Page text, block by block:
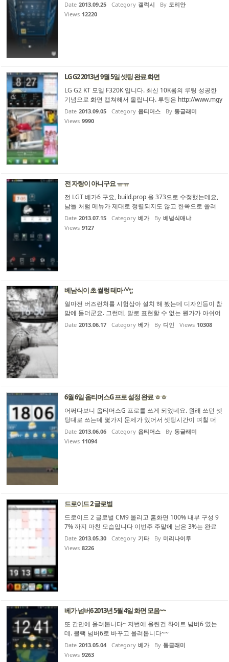
Date 2013.09.25 Category 갤럭시 By 도리안
Views 12220
LG G2 2013년 9월 5일 셋팅 완료 화면
LG G2 KT 모델 F320K 입니다. 최신 10K롬의 루팅 성공한
기념으로 화면 캡쳐해서 올립니다. 루팅은 http://www.mgy
un.com/vroot 중국앱 설치해서 하면 됩니다. build.prop 수
정해서 화면 밀도를 기본 480=>고밀도 320으로 변경했습
Date 2013.09.05 Category 옵티머스 By 동글래미
Views 9990
전 자랑이 아니구요 ㅠㅠ
전 LGT 베가6 구요, build.prop 을 373으로 수정했는데요,
남들 처럼 메뉴가 제대로 정렬되지도 않고 한쪽으로 쏠려
있네요, 거기다가 메뉴판이 4X5 그대로 유지 되며 마찬가지
로 한쪽으로 쏠려있어요 ㅠㅠ 이런분은 아무도 못뵈서 여기
Date 2013.07.15 Category 베가 By 베넘식매냐
Views 9127
베남식이 초 썰렁 테마 ^^;;
얼마전 버즈런처를 시험삼아 설치 해 봤는데 디자인등이 참
맘에 들더군요. 그런데, 말로 표현할 수 없는 뭔가가 아쉬어
배경화면만 추출할려 했더니 이건뭐... 양자역학을 배우는
Date 2013.06.17 Category 베가 By 디인 Views 10308
6월 6일 옵티머스G 프로 설정 완료 ㅎㅎ
어쩌다보니 옵티머스G 프로를 쓰게 되었네요. 원래 쓰던 셋
팅대로 쓰는데 몇가지 문제가 있어서 셋팅시간이 며칠 더
걸렸네요.. 베가 넘버6 화면보다는 작지만 옵G프로의 화면
크기도 충분한듯 싶네요~
Date 2013.06.06 Category 옵티머스 By 동글래미
Views 11094
드로이드 2 글로벌
드로이드 2 글로벌 CM9 올리고 홈화면 100% 내부 구성 9
7% 까지 마친 모습입니다 이번주 주말에 남은 3%는 완료
예정입니다.
Date 2013.05.30 Category 기타 By 미리나이루
Views 8226
베가 넘버6 2013년 5월 4일 화면 모음~~
또 간만에 올려봅니다~ 저번에 올린건 화이트 넘버6 였는
데. 블랙 넘버6로 바꾸고 올려봅니다~~
Date 2013.05.04 Category 베가 By 동글래미
Views 9263